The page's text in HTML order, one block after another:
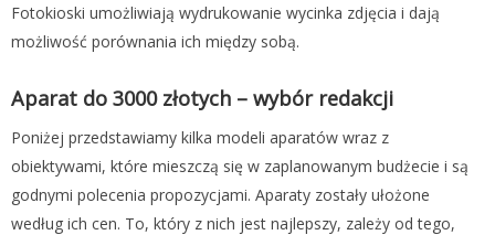
Fotokioski umożliwiają wydrukowanie wycinka zdjęcia i dają
możliwość porównania ich między sobą.
Aparat do 3000 złotych – wybór redakcji
Poniżej przedstawiamy kilka modeli aparatów wraz z
obiektywami, które mieszczą się w zaplanowanym budżecie i są
godnymi polecenia propozycjami. Aparaty zostały ułożone
według ich cen. To, który z nich jest najlepszy, zależy od tego,